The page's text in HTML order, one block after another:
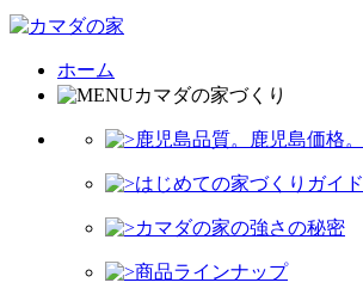
ホーム
カマダの家づくり
鹿児島品質。鹿児島価格。
はじめての家づくりガイド
カマダの家の強さの秘密
商品ラインナップ